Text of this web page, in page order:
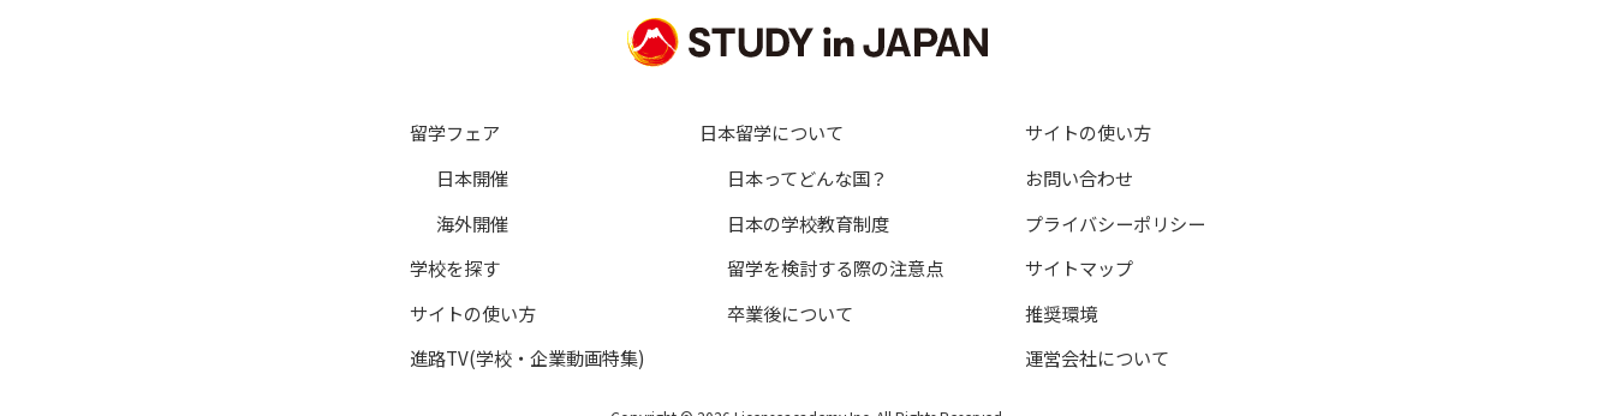
（２）利用者からの請求（一括資料請求を含む）に基づく、資料請求先教育機関への個人情報開示
（３）利用者からの請求に基づく、暮らし情報（学生寮、マンション等）提供提携企業への個人情報開示
（５）進路に関する悩み相談の受付及び回答
（７）記事作成等におけるモニターや取材対象者の応募受付及び対象者への連絡
（８）本人の承諾に基づく、取材、アンケート要請のご連絡
（９）当社又は提携教育機関が主催するイベント情報の提供、参加申込受付及び連絡等の管理
（10）当該イベント参加時の傷害保険への加入手続
（12）「日本留学ナビ」のサービスに関するご意見、お問い合わせへの回答
（13）「各種オンライン授業」の受講に関する申込管理、諸連絡、当社もしくは教育機関からの情報発信、教材および資料の
留学フェア
日本開催
海外開催
学校を探す
サイトの使い方
進路TV(学校・企業動画特集)
日本留学について
日本ってどんな国？
日本の学校教育制度
留学を検討する際の注意点
卒業後について
サイトの使い方
お問い合わせ
プライバシーポリシー
サイトマップ
推奨環境
運営会社について